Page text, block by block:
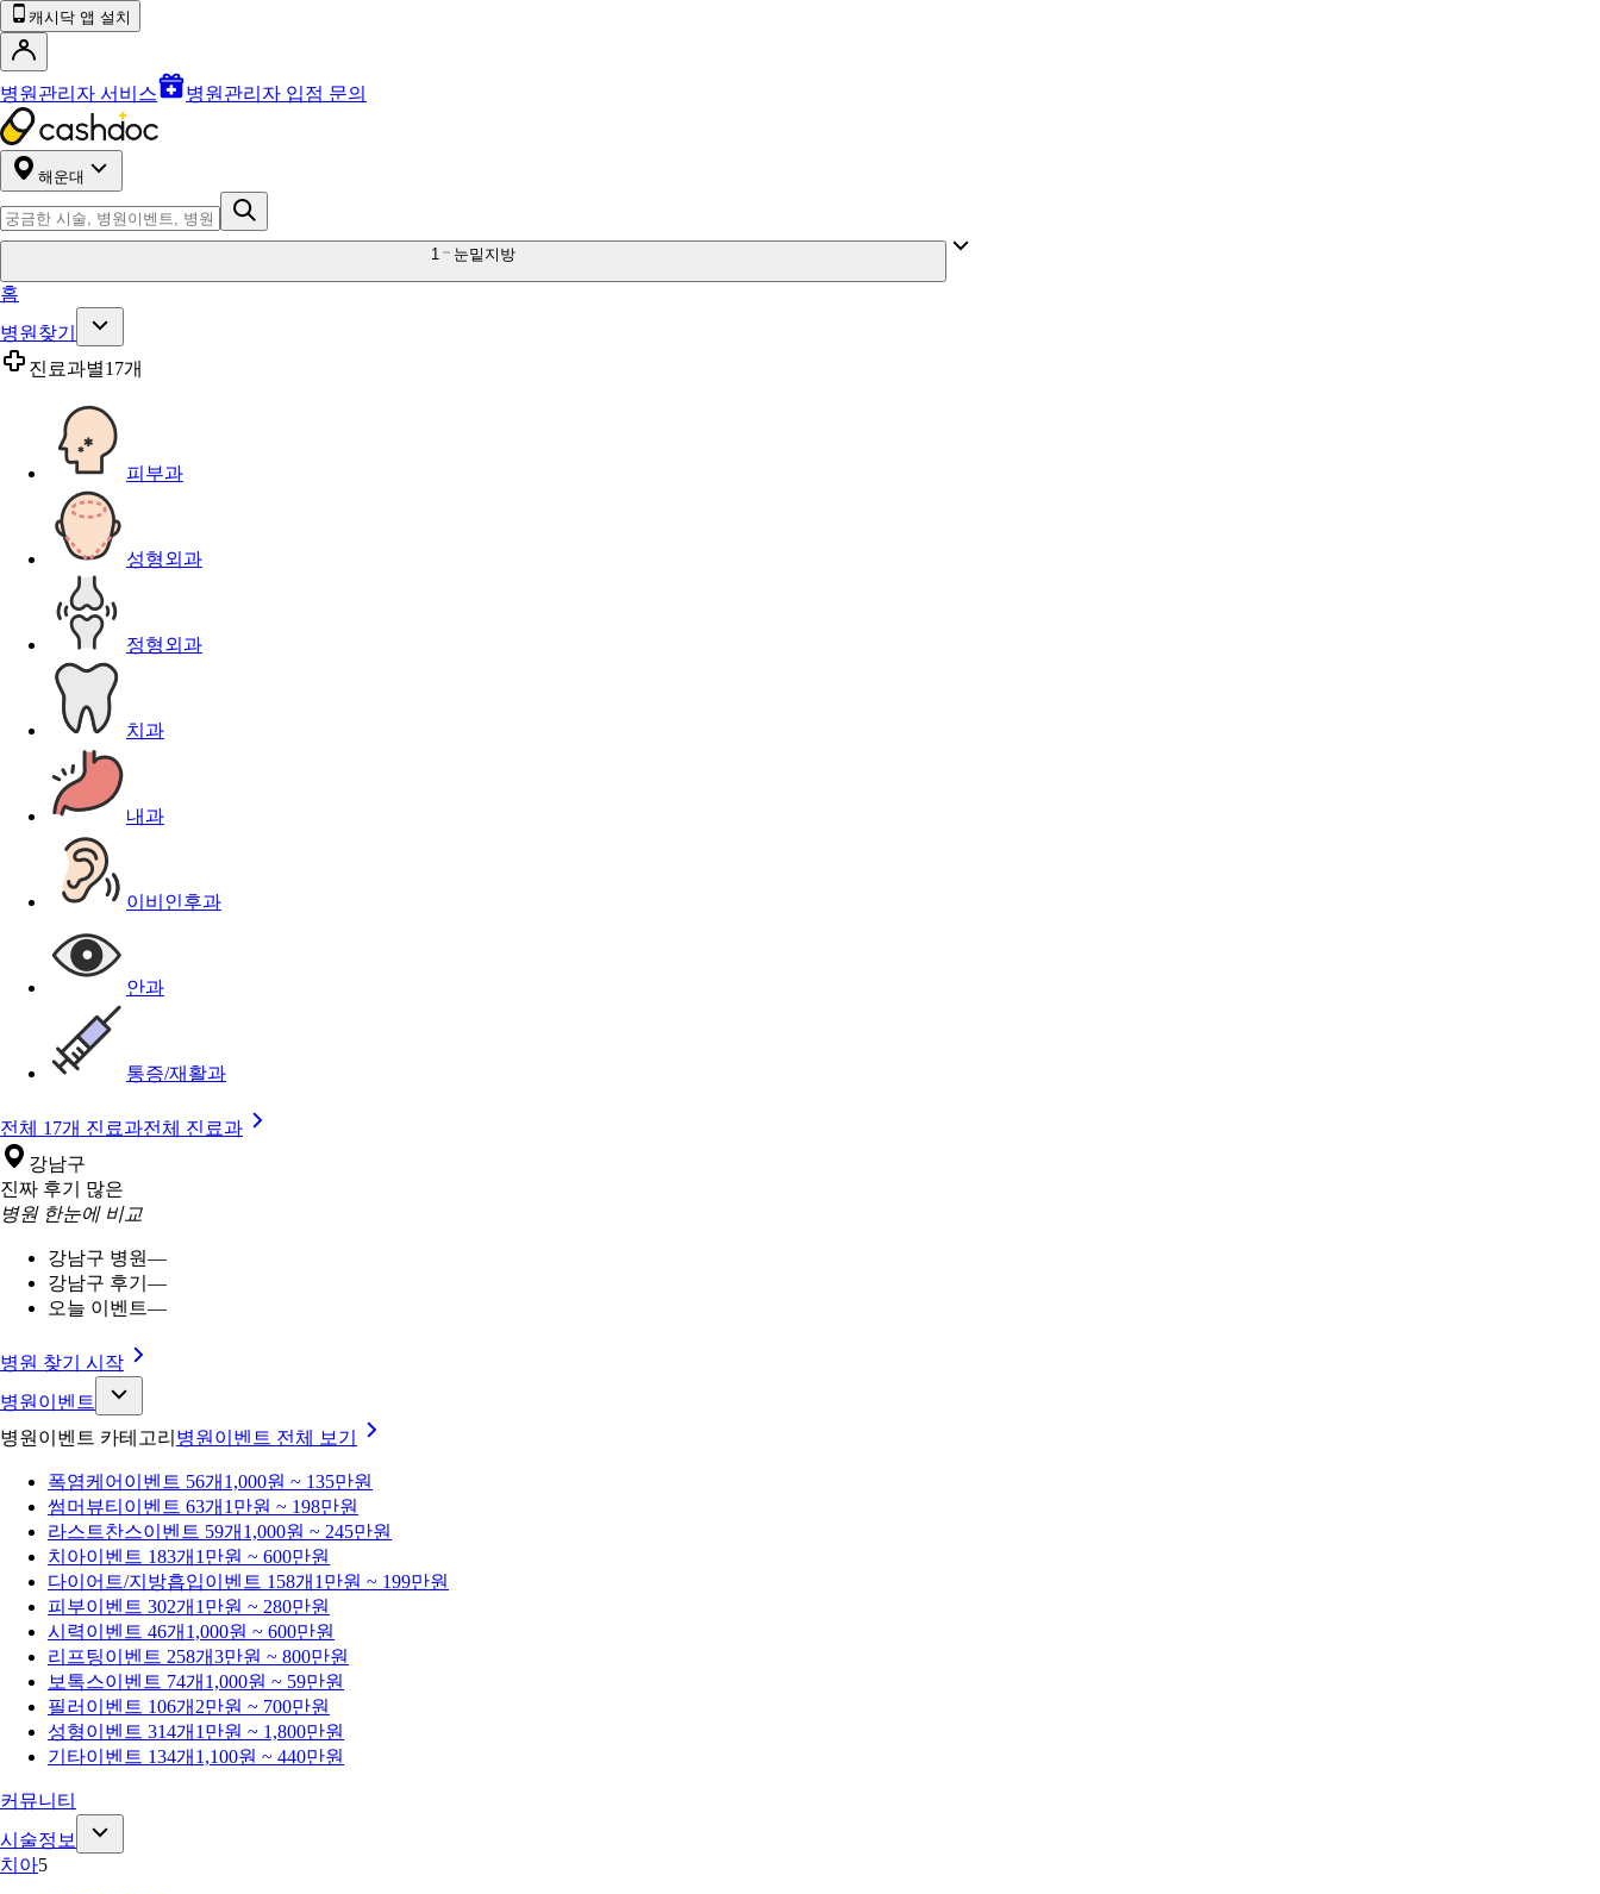
캐시닥 앱 설치
병원관리자 서비스 병원관리자 입점 문의
해운대
1 눈밑지방
홈
병원찾기
진료과별17개
피부과
성형외과
정형외과
치과
내과
이비인후과
안과
통증/재활과
전체 17개 진료과전체 진료과
강남구
진짜 후기 많은
병원 한눈에 비교
강남구 병원—
강남구 후기 —
오늘 이벤트—
병원 찾기 시작
병원이벤트
병원이벤트 카테고리 병원이벤트 전체 보기
폭염케어 이벤트 56개 1,000원 ~ 135만원
썸머뷰티 이벤트 63개 1만원 ~ 198만원
라스트찬스이벤트 59개 1,000원 ~ 245만원
치아이벤트 183개 1만원 ~ 600만원
다이어트/지방흡입이벤트 158개 1만원 ~ 199만원
피부이벤트 302개 1만원 ~ 280만원
시력이벤트 46개 1,000원 ~ 600만원
리프팅이벤트 258개3만원 ~ 800만원
보톡스이벤트 74개 1,000원 ~ 59만원
필러 이벤트 106개 2만원 ~ 700만원
성형이벤트 314개 1만원 ~ 1,800만원
기타이벤트 134개 1,100원 ~ 440만원
커뮤니티
시술정보
치아5